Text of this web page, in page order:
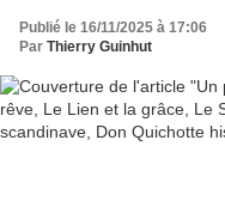
fou histoire d’en rire.
Publié le 16/11/2025 à 17:06
Par Thierry Guinhut